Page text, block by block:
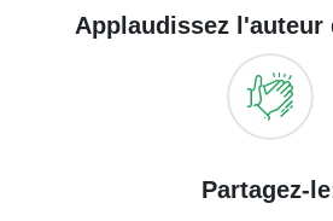
Applaudissez l'auteur
Partagez-